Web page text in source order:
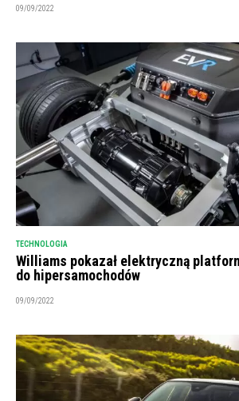
09/09/2022
TECHNOLOGIA
Williams pokazał elektryczną
do hipersamochodów
09/09/2022